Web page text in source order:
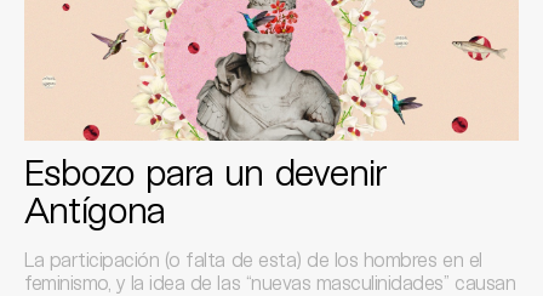
Esbozo para un devenir
Antígona
La participación (o falta de esta) de los hombres en el
feminismo, y la idea de las “nuevas masculinidades” causan